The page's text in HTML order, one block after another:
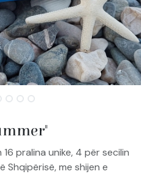
pralina unike, 4 për secilin
me shijen e